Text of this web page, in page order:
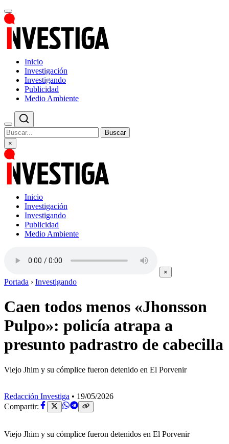
Inicio
Investigación
Investigando
Publicidad
Medio Ambiente
Buscar
×
Inicio
Investigación
Investigando
Publicidad
Medio Ambiente
×
Portada › Investigando
Caen todos menos «Jhonsson
Pulpo»: policía atrapa a
presunto padrastro de cabecilla
Viejo Jhim y su cómplice fueron detenido en El Porvenir
Redacción Investiga • 19/05/2026
Compartir:
Viejo Jhim y su cómplice fueron detenidos en El Porvenir